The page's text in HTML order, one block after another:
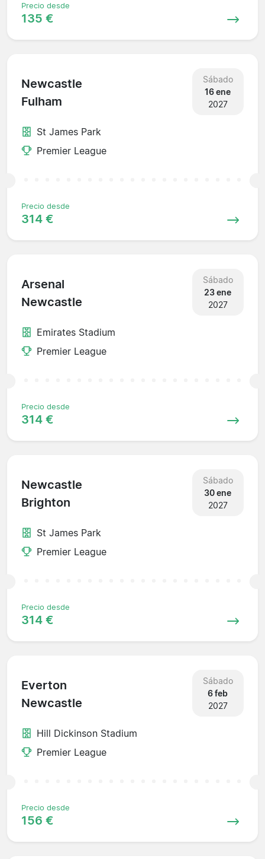
Precio desde
135 €
Newcastle
Fulham
Sábado
16 ene
2027
St James Park
Premier League
Precio desde
314 €
Arsenal
Newcastle
Sábado
23 ene
2027
Emirates Stadium
Premier League
Precio desde
314 €
Newcastle
Brighton
Sábado
30 ene
2027
St James Park
Premier League
Precio desde
314 €
Everton
Newcastle
Sábado
6 feb
2027
Hill Dickinson Stadium
Premier League
Precio desde
156 €